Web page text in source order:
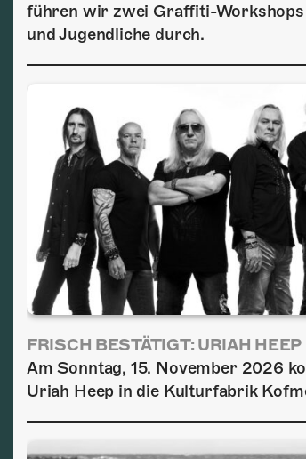
führen wir zwei Graffiti-
und Jugendliche durch.
FRISCH BESTÄTIGT: URIAH HEEP
Am Sonntag, 15. November 2026
Uriah Heep in die Kulturfabrik